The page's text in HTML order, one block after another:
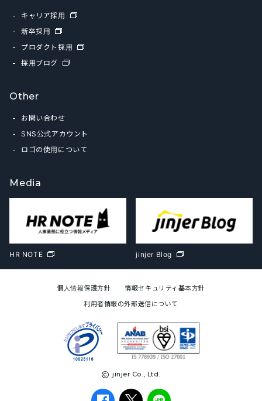
キャリア採用
新卒採用
プロダクト採用
採用ブログ
Other
お問い合わせ
SNS公式アカウント
ロゴの使用について
Media
HR NOTE jinjer Blog
jinjer Co., Ltd.
個人情報保護方針
情報セキュリティ基本方針
利用者情報の外部送信について